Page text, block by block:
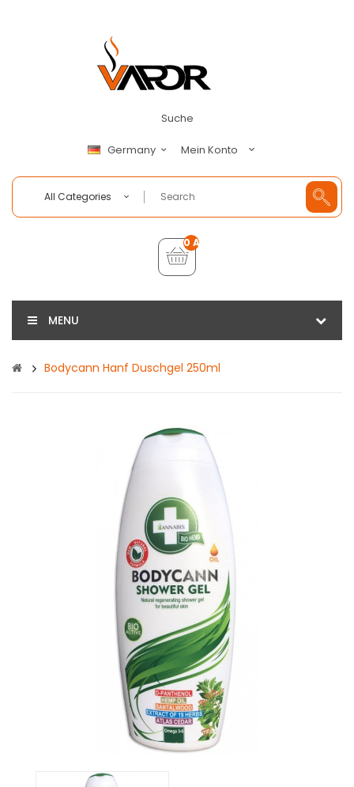
Suche
Germany Mein Konto
All Categories
0 Artikel - €0,00
MENU
Bodycann Hanf Duschgel 250ml